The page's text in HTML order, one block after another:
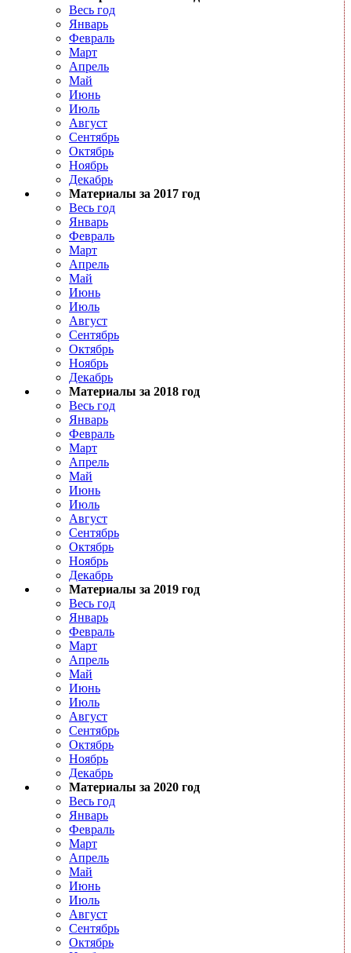
Весь год
Январь
Февраль
Март
Апрель
Май
Июнь
Июль
Август
Сентябрь
Октябрь
Ноябрь
Декабрь
Материалы за 2017 год
Весь год
Январь
Февраль
Март
Апрель
Май
Июнь
Июль
Август
Сентябрь
Октябрь
Ноябрь
Декабрь
Материалы за 2018 год
Весь год
Январь
Февраль
Март
Апрель
Май
Июнь
Июль
Август
Сентябрь
Октябрь
Ноябрь
Декабрь
Материалы за 2019 год
Весь год
Январь
Февраль
Март
Апрель
Май
Июнь
Июль
Август
Сентябрь
Октябрь
Ноябрь
Декабрь
Материалы за 2020 год
Весь год
Январь
Февраль
Март
Апрель
Май
Июнь
Июль
Август
Сентябрь
Октябрь